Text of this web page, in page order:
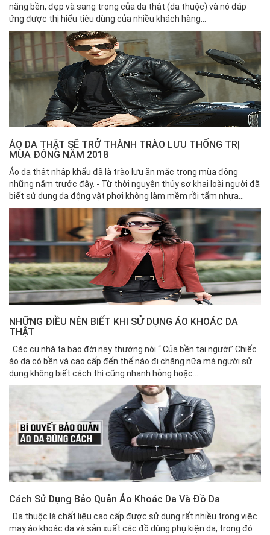
năng bền, đẹp và sang trọng của da thật (da thuộc) và nó đáp
ứng được thị hiếu tiêu dùng của nhiều khách hàng...
ÁO DA THẬT SẼ TRỞ THÀNH TRÀO LƯU THỐNG TRỊ
MÙA ĐÔNG NĂM 2018
Áo da thật nhập khẩu đã là trào lưu ăn mặc trong mùa đông
những năm trước đây. - Từ thời nguyên thủy sơ khai loài người đã
biết sử dụng da động vật phơi không làm mềm rồi tẩm nhựa...
NHỮNG ĐIỀU NÊN BIẾT KHI SỬ DỤNG ÁO KHOÁC DA
THẬT
Các cụ nhà ta bao đời nay thường nói “ Của bền tại người” Chiếc
áo da có bền và cao cấp đến thế nào đi chăng nữa mà người sử
dụng không biết cách thì cũng nhanh hỏng hoặc...
Cách Sử Dụng Bảo Quản Áo Khoác Da Và Đồ Da
Da thuộc là chất liệu cao cấp được sử dụng rất nhiều trong việc
may áo khoác da và sản xuất các đồ dùng phụ kiện da, trong đó